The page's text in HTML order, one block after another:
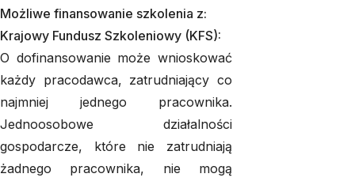
Możliwe finansowanie szkolenia z:
Krajowy Fundusz Szkoleniowy (KFS):
O dofinansowanie może wnioskować
każdy pracodawca, zatrudniający co
najmniej jednego pracownika.
Jednoosobowe działalności
gospodarcze, które nie zatrudniają
żadnego pracownika, nie mogą